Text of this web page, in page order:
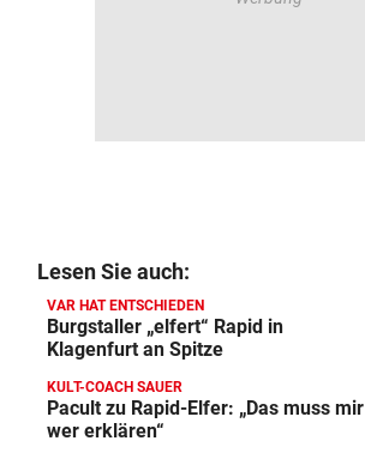
Lesen Sie auch:
VAR HAT ENTSCHIEDEN
Burgstaller „elfert“ Rapid in
Klagenfurt an Spitze
KULT-COACH SAUER
Pacult zu Rapid-Elfer: „Das muss mir
wer erklären“